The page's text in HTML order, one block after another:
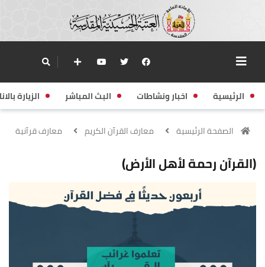
الرئيسية اخبار ونشاطات البث المباشر الزيارة
الصفحة الرئيسية معارف القرآن الكريم معارف قرآنية
(القرآن رحمة لأهل الأرض)